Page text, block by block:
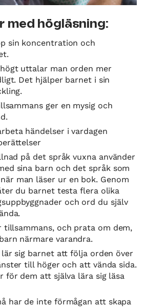
med högläsning:
sin koncentration och
uttalar man orden mer
Det hjälper barnet i sin
ger en mysig och
händelser i vardagen
på det språk vuxna använder
sina barn och det språk som
man läser ur en bok. Genom
du barnet testa flera olika
och ord du själv
tillsammans, och prata om dem,
närmare varandra.
lär sig barnet att följa orden över
till höger och att vända sida.
för dem att själva lära sig läsa
har de inte förmågan att skapa